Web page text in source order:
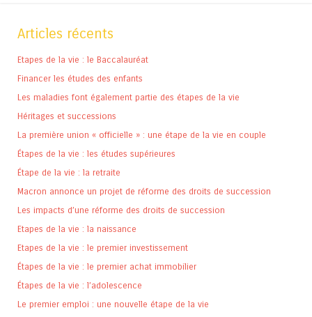
Articles récents
Etapes de la vie : le Baccalauréat
Financer les études des enfants
Les maladies font également partie des étapes de la vie
Héritages et successions
La première union « officielle » : une étape de la vie en couple
Étapes de la vie : les études supérieures
Étape de la vie : la retraite
Macron annonce un projet de réforme des droits de succession
Les impacts d’une réforme des droits de succession
Etapes de la vie : la naissance
Etapes de la vie : le premier investissement
Étapes de la vie : le premier achat immobilier
Étapes de la vie : l’adolescence
Le premier emploi : une nouvelle étape de la vie